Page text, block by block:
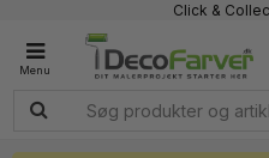
Click &